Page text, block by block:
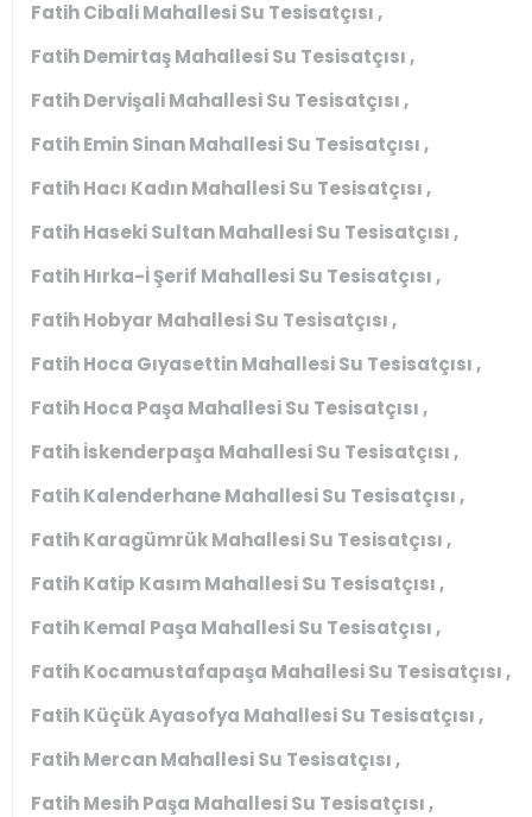
Fatih Cibali Mahallesi Su Tesisatçısı ,
Fatih Demirtaş Mahallesi Su Tesisatçısı ,
Fatih Dervişali Mahallesi Su Tesisatçısı ,
Fatih Emin Sinan Mahallesi Su Tesisatçısı ,
Fatih Hacı Kadın Mahallesi Su Tesisatçısı ,
Fatih Haseki Sultan Mahallesi Su Tesisatçısı ,
Fatih Hırka-İ Şerif Mahallesi Su Tesisatçısı ,
Fatih Hobyar Mahallesi Su Tesisatçısı ,
Fatih Hoca Gıyasettin Mahallesi Su Tesisatçısı ,
Fatih Hoca Paşa Mahallesi Su Tesisatçısı ,
Fatih İskenderpaşa Mahallesi Su Tesisatçısı ,
Fatih Kalenderhane Mahallesi Su Tesisatçısı ,
Fatih Karagümrük Mahallesi Su Tesisatçısı ,
Fatih Katip Kasım Mahallesi Su Tesisatçısı ,
Fatih Kemal Paşa Mahallesi Su Tesisatçısı ,
Fatih Kocamustafapaşa Mahallesi Su Tesisatçısı ,
Fatih Küçük Ayasofya Mahallesi Su Tesisatçısı ,
Fatih Mercan Mahallesi Su Tesisatçısı ,
Fatih Mesih Paşa Mahallesi Su Tesisatçısı ,